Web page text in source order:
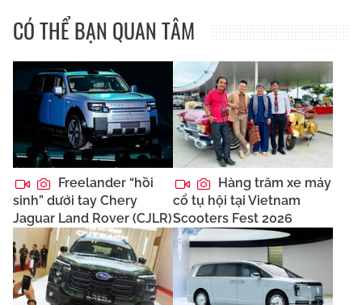
CÓ THỂ BẠN QUAN TÂM
Freelander “hồi
sinh” dưới tay Chery
Jaguar Land Rover (CJLR)
Hàng trăm xe máy
cổ tụ hội tại Vietnam
Scooters Fest 2026